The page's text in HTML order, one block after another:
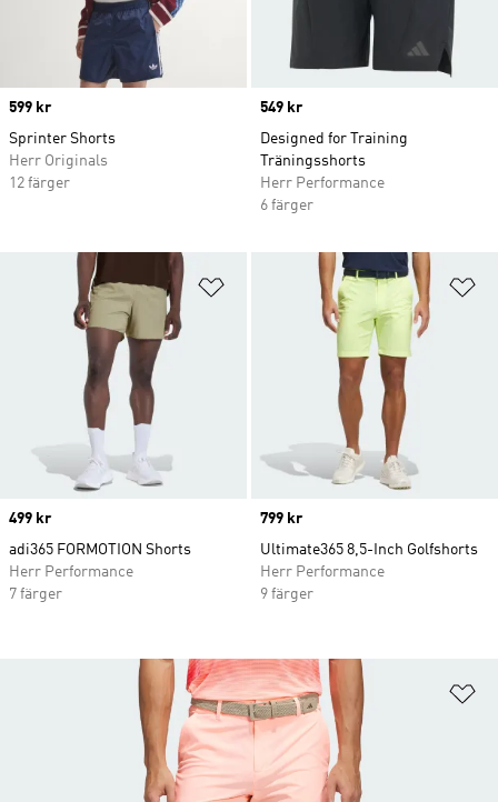
Price
599 kr
Sprinter Shorts
Herr Originals
12 färger
Price
549 kr
Designed for Training
Träningsshorts
Herr Performance
6 färger
Lägg till på önskelistan
Price
499 kr
adi365 FORMOTION Shorts
Herr Performance
7 färger
Price
799 kr
Ultimate365 8,5-Inch Golfshorts
Herr Performance
9 färger